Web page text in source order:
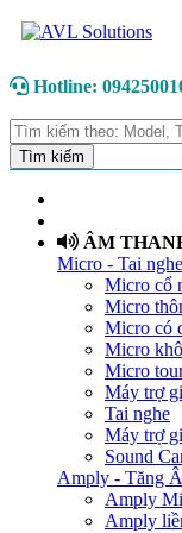
Hotline:
ÂM
Micro - Tai
Micro cổ
Micro
Micro có
Micro
Micro
Máy trợ
Tai nghe
Máy trợ
Sound
Amply - Tăng
Amply
Amply